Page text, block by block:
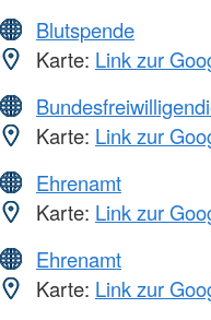
Blutspende
Karte: Link zur
Karte: Link zur
Ehrenamt
Karte: Link zur
Ehrenamt
Karte: Link zur